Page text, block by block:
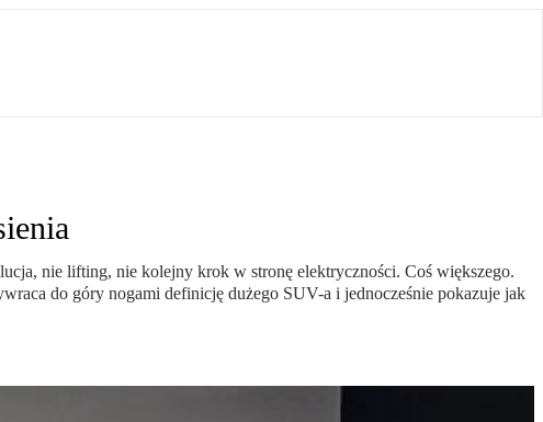
nie lifting, nie kolejny krok w stronę elektryczności. Coś większego.
do góry nogami definicję dużego SUV-a i jednocześnie pokazuje jak